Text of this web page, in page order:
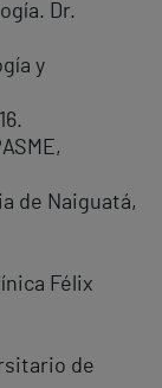
Dr.
y
de Naiguatá,
Félix
de